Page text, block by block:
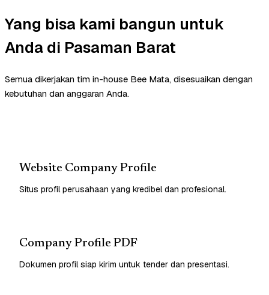
Yang bisa kami bangun untuk
Anda di Pasaman Barat
Semua dikerjakan tim in-house Bee Mata, disesuaikan dengan
kebutuhan dan anggaran Anda.
Website Company Profile
Situs profil perusahaan yang kredibel dan profesional.
Company Profile PDF
Dokumen profil siap kirim untuk tender dan presentasi.